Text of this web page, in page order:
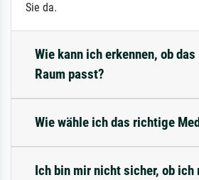
Sie da.
Wie kann ich erkennen, ob
Raum passt?
Wie wähle ich das richtige
Ich bin mir nicht sicher, ob ich